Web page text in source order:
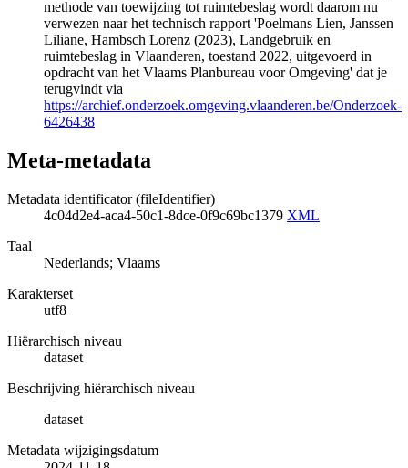
methode van toewijzing tot ruimtebeslag wordt daarom nu
verwezen naar het technisch rapport 'Poelmans Lien, Janssen
Liliane, Hambsch Lorenz (2023), Landgebruik en
ruimtebeslag in Vlaanderen, toestand 2022, uitgevoerd in
opdracht van het Vlaams Planbureau voor Omgeving' dat je
terugvindt via
https://archief.onderzoek.omgeving.vlaanderen.be/Onderzoek-
6426438
Meta-metadata
Metadata identificator (fileIdentifier)
4c04d2e4-aca4-50c1-8dce-0f9c69bc1379 XML
Taal
Nederlands; Vlaams
Karakterset
utf8
Hiërarchisch niveau
dataset
Beschrijving hiërarchisch niveau
dataset
Metadata wijzigingsdatum